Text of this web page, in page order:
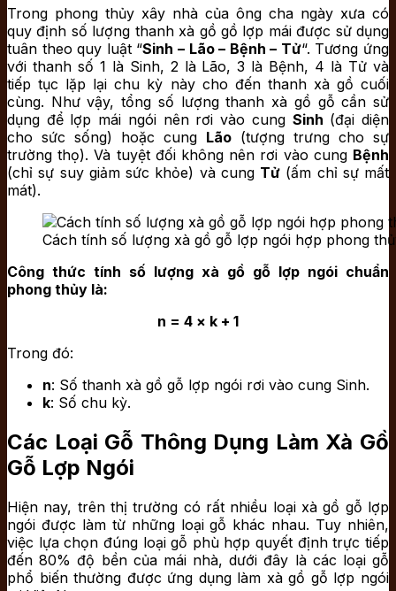
Trong phong thủy xây nhà của ông cha ngày xưa có
quy định số lượng thanh xà gồ gồ lợp mái được sử dụng
tuân theo quy luật “Sinh – Lão – Bệnh – Tử“. Tương ứng
với thanh số 1 là Sinh, 2 là Lão, 3 là Bệnh, 4 là Tử và
tiếp tục lặp lại chu kỳ này cho đến thanh xà gồ cuối
cùng. Như vậy, tổng số lượng thanh xà gồ gỗ cần sử
dụng để lợp mái ngói nên rơi vào cung Sinh (đại diện
cho sức sống) hoặc cung Lão (tượng trưng cho sự
trường thọ). Và tuyệt đối không nên rơi vào cung Bệnh
(chỉ sự suy giảm sức khỏe) và cung Tử (ấm chỉ sự mất
mát).
Cách tính số lượng xà gồ gỗ lợp ngói hợp phong
Công thức tính số lượng xà gồ gỗ lợp ngói chuẩn
phong thủy là:
n = 4 × k + 1
Trong đó:
n: Số thanh xà gồ gỗ lợp ngói rơi vào cung Sinh.
k: Số chu kỳ.
Các Loại Gỗ Thông Dụng Làm Xà Gồ
Gỗ Lợp Ngói
Hiện nay, trên thị trường có rất nhiều loại xà gồ gỗ lợp
ngói được làm từ những loại gỗ khác nhau. Tuy nhiên,
việc lựa chọn đúng loại gỗ phù hợp quyết định trực tiếp
đến 80% độ bền của mái nhà, dưới đây là các loại gỗ
phổ biến thường được ứng dụng làm xà gồ gỗ lợp ngói